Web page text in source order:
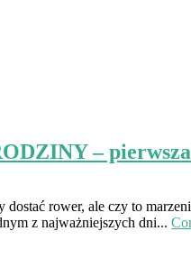
–
rower, ale czy to
z najważniejszych dni...